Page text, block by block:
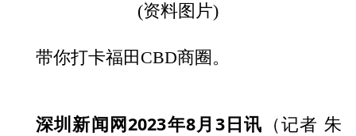
(资料图片)
带你打卡福田CBD商圈。
深圳新闻网2023年8月3日讯 （记者 朱